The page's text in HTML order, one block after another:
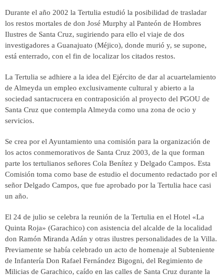
Durante el año 2002 la Tertulia estudió la posibilidad de trasladar
los restos mortales de don José Murphy al Panteón de Hombres
Ilustres de Santa Cruz, sugiriendo para ello el viaje de dos
investigadores a Guanajuato (Méjico), donde murió y, se supone,
está enterrado, con el fin de localizar los citados restos.
La Tertulia se adhiere a la idea del Ejército de dar al acuartelamiento
de Almeyda un empleo exclusivamente cultural y abierto a la
sociedad santacrucera en contraposición al proyecto del PGOU de
Santa Cruz que contempla Almeyda como una zona de ocio y
servicios.
Se crea por el Ayuntamiento una comisión para la organización de
los actos conmemorativos de Santa Cruz 2003, de la que forman
parte los tertulianos señores Cola Benítez y Delgado Campos. Esta
Comisión toma como base de estudio el documento redactado por el
señor Delgado Campos, que fue aprobado por la Tertulia hace casi
un año.
El 24 de julio se celebra la reunión de la Tertulia en el Hotel «La
Quinta Roja» (Garachico) con asistencia del alcalde de la localidad
don Ramón Miranda Adán y otras ilustres personalidades de la Villa.
Previamente se había celebrado un acto de homenaje al Subteniente
de Infantería Don Rafael Fernández Bigogni, del Regimiento de
Milicias de Garachico, caído en las calles de Santa Cruz durante la